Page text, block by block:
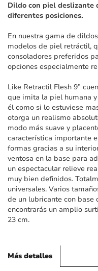
de
imágenes
galería
de
Dildo con piel deslizante
diferentes posiciones.
En nuestra gama de
modelos de piel retráctil,
consoladores preferidos
opciones especialmente
Like Retractil Flesh 9”
que imita la piel humana
él como si lo estuviese
otorga un realismo
modo más suave y
característica importante
formas gracias a su
ventosa en la base para
un espectacular relieve
muy bien definidos.
universales. Varios
de un lubricante con base
encontrarás un amplio
23 cm.
Más detalles